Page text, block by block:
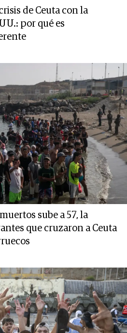
de Ceuta con la
por qué es
sube a 57, la
que cruzaron a Ceuta